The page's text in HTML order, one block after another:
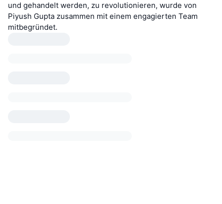
und gehandelt werden, zu revolutionieren, wurde von
Piyush Gupta zusammen mit einem engagierten Team
mitbegründet.